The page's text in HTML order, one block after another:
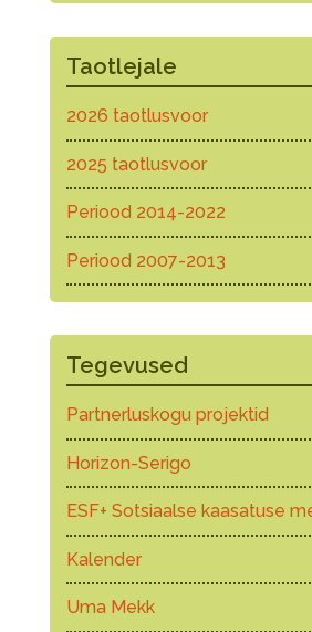
Taotlejale
2026 taotlusvoor
2025 taotlusvoor
Periood 2014-2022
Periood 2007-2013
Tegevused
Partnerluskogu projektid
Horizon-Serigo
ESF+ Sotsiaalse kaasatuse
Kalender
Uma Mekk